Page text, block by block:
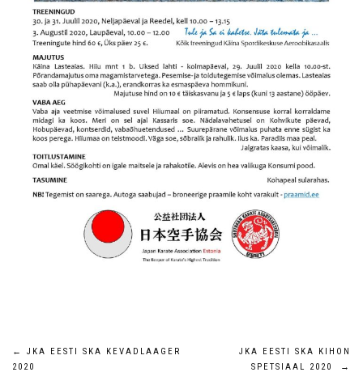
Navigeerimine
←
JKA EESTI SKA KEVADLAAGER
2020
JKA EESTI SKA KIHON
SPETSIAAL 2020
→